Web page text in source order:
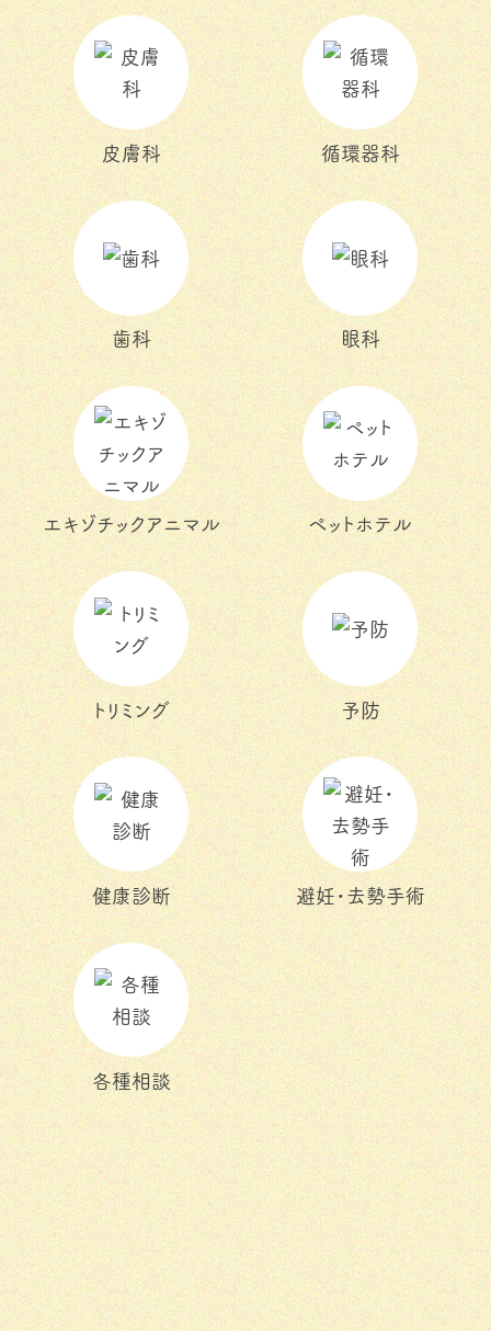
皮膚科 循環器科
歯科 眼科
エキゾチックアニマル ペットホテル
トリミング 予防
健康診断 避妊・去勢手術
各種相談